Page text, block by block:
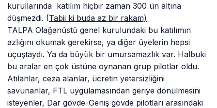
kurullarında katılım hiçbir zaman 300 ün altına
düşmezdi. (Tabii ki buda az bir rakam)
TALPA Olağanüstü genel kurulundaki bu katılımın
azlığını okumak gerekirse, ya diğer üyelerin hepsi
uçuştaydı. Ya da büyük bir umursamazlık var. Halbuki
bu aralar en çok üstüne oynanan grup pilotlar oldu.
Atılanlar, ceza alanlar, ücretin yetersizliğini
savunanlar, FTL uygulamasından geriye dönülmesini
isteyenler, Dar gövde-Geniş gövde pilotları arasındaki